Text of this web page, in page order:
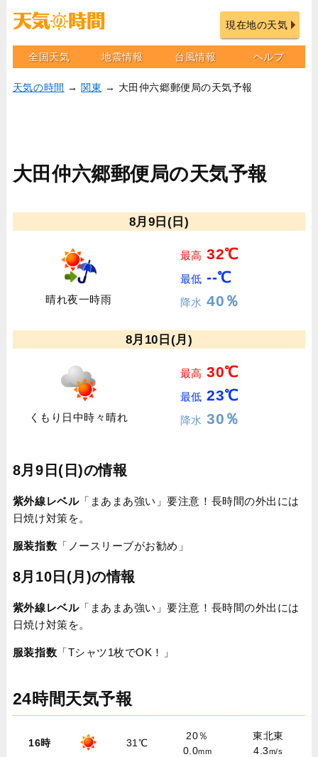
現在地の天気
全国天気 地震情報 台風情報 ヘルプ
天気の時間 → 関東 → 大田仲六郷郵便局の天気予報
大田仲六郷郵便局の天気予報
8月9日(日)
晴れ夜一時雨
最高 32℃
最低 --℃
降水 40％
8月10日(月)
くもり日中時々晴れ
最高 30℃
最低 23℃
降水 30％
8月9日(日)の情報
紫外線レベル「まあまあ強い」要注意！長時間の外出には
日焼け対策を。
服装指数 「ノースリーブがお勧め」
8月10日(月)の情報
紫外線レベル「まあまあ強い」要注意！長時間の外出には
日焼け対策を。
服装指数 「Tシャツ1枚でOK！」
24時間天気予報
16時 31℃
20％
0.0mm
東北東
4.3m/s